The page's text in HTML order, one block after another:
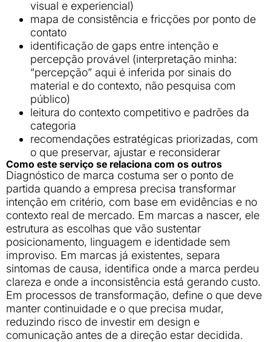
visual e experiencial)
mapa de consistência e fricções por ponto de
contato
identificação de gaps entre intenção e
percepção provável (interpretação minha:
“percepção” aqui é inferida por sinais do
material e do contexto, não pesquisa com
público)
leitura do contexto competitivo e padrões da
categoria
recomendações estratégicas priorizadas, com
o que preservar, ajustar e reconsiderar
Como este serviço se relaciona com os outros
Diagnóstico de marca costuma ser o ponto de
partida quando a empresa precisa transformar
intenção em critério, com base em evidências e no
contexto real de mercado. Em marcas a nascer, ele
estrutura as escolhas que vão sustentar
posicionamento, linguagem e identidade sem
improviso. Em marcas já existentes, separa
sintomas de causa, identifica onde a marca perdeu
clareza e onde a inconsistência está gerando custo.
Em processos de transformação, define o que deve
manter continuidade e o que precisa mudar,
reduzindo risco de investir em design e
comunicação antes de a direção estar decidida.